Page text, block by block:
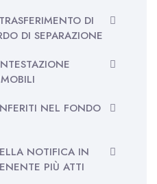
DI
DI SEPARAZIONE
NEL FONDO
NOTIFICA IN
PIÙ ATTI